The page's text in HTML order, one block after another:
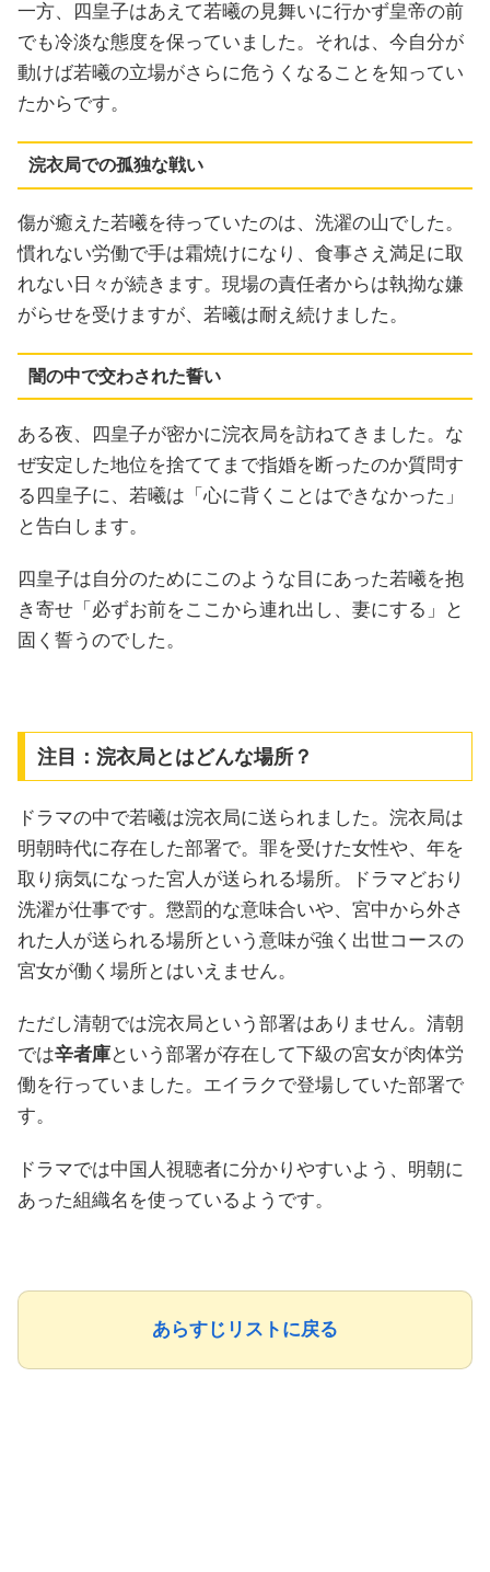
一方、四皇子はあえて若曦の見舞いに行かず皇帝の前
でも冷淡な態度を保っていました。それは、今自分が
動けば若曦の立場がさらに危うくなることを知ってい
たからです。
浣衣局での孤独な戦い
傷が癒えた若曦を待っていたのは、洗濯の山でした。
慣れない労働で手は霜焼けになり、食事さえ満足に取
れない日々が続きます。現場の責任者からは執拗な嫌
がらせを受けますが、若曦は耐え続けました。
闇の中で交わされた誓い
ある夜、四皇子が密かに浣衣局を訪ねてきました。な
ぜ安定した地位を捨ててまで指婚を断ったのか質問す
る四皇子に、若曦は「心に背くことはできなかった」
と告白します。
四皇子は自分のためにこのような目にあった若曦を抱
き寄せ「必ずお前をここから連れ出し、妻にする」と
固く誓うのでした。
注目：浣衣局とはどんな場所？
ドラマの中で若曦は浣衣局に送られました。浣衣局は
明朝時代に存在した部署で。罪を受けた女性や、年を
取り病気になった宮人が送られる場所。ドラマどおり
洗濯が仕事です。懲罰的な意味合いや、宮中から外さ
れた人が送られる場所という意味が強く出世コースの
宮女が働く場所とはいえません。
ただし清朝では浣衣局という部署はありません。清朝
では辛者庫という部署が存在して下級の宮女が肉体労
働を行っていました。エイラクで登場していた部署で
す。
ドラマでは中国人視聴者に分かりやすいよう、明朝に
あった組織名を使っているようです。
あらすじリストに戻る